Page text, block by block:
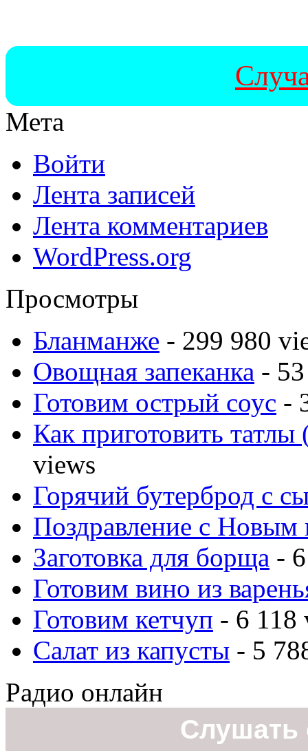
Мета
Войти
Лента записей
Лента комментариев
WordPress.org
Просмотры
Бланманже - 299 980
Овощная запеканка -
Готовим острый соус -
Как приготовить татлы
views
Горячий бутерброд с
Поздравление с Новым
Заготовка для борща -
Готовим вино из
Готовим кетчуп - 6 118
Салат из капусты - 5
Радио онлайн
Слушать